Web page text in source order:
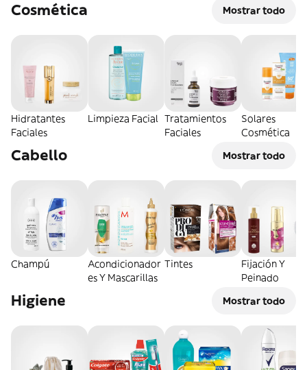
Cosmética Mostrar todo
Hidratantes
Faciales
Limpieza Facial Tratamientos
Faciales
Solares
Cosmética
Cabello Mostrar todo
Champú
Acondicionador
es Y Mascarillas
Tintes
Fijación Y
Peinado
Higiene Mostrar todo